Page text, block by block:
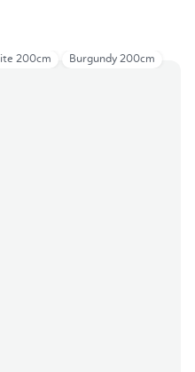
200cm Burgundy 200cm